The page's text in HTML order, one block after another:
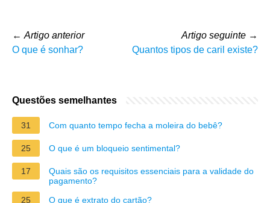
← Artigo anterior
O que é sonhar?
Artigo seguinte →
Quantos tipos de caril existe?
Questões semelhantes
31 Com quanto tempo fecha a moleira do bebê?
25 O que é um bloqueio sentimental?
17
Quais são os requisitos essenciais para a validade do
pagamento?
25
O que é extrato do cartão?